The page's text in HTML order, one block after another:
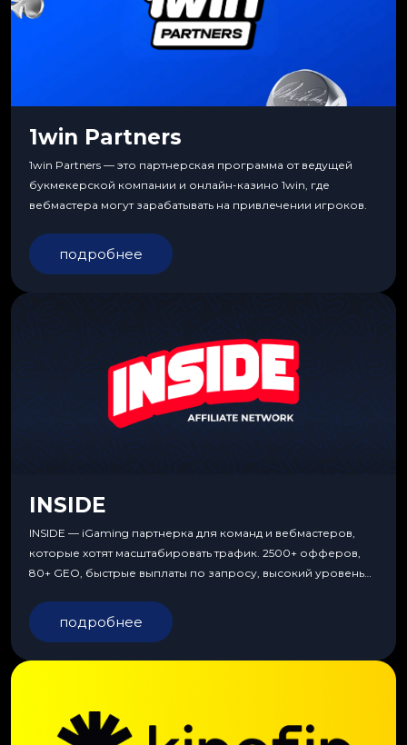
1win Partners
1win Partners — это партнерская программа от ведущей
букмекерской компании и онлайн-казино 1win, где
вебмастера могут зарабатывать на привлечении игроков.
подробнее
INSIDE
INSIDE — iGaming партнерка для команд и вебмастеров,
которые хотят масштабировать трафик. 2500+ офферов,
80+ GEO, быстрые выплаты по запросу, высокий уровень
подробнее